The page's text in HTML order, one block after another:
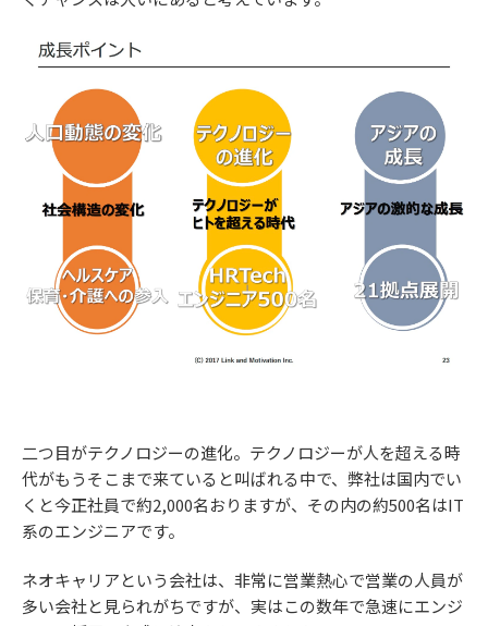
二つ目がテクノロジーの進化。テクノロジーが人を超える時
代がもうそこまで来ていると叫ばれる中で、弊社は国内でい
くと今正社員で約2,000名おりますが、その内の約500名はIT
系のエンジニアです。
ネオキャリアという会社は、非常に営業熱心で営業の人員が
多い会社と見られがちですが、実はこの数年で急速にエンジ